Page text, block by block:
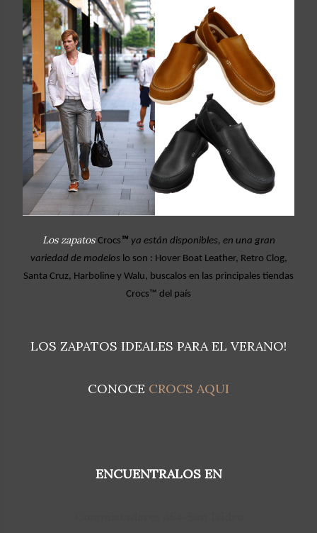
Los zapatos Crocs ™ ya están disponibles, en una gran
variedad de modelos lo son : Hover Boat Leather, Retro Clog,
Santa Cruz, Harboline y Walu, buscalos en las principales tiendas
Crocs™ del país
LOS ZAPATOS IDEALES PARA EL VERANO!
CONOCE CROCS AQUI
ENCUENTRALOS EN